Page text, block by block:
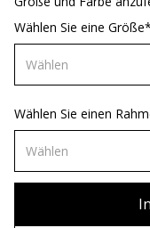
Wählen Sie eine Größe*
Wählen
60х90 см
70х100 см
Wählen Sie einen
Wählen